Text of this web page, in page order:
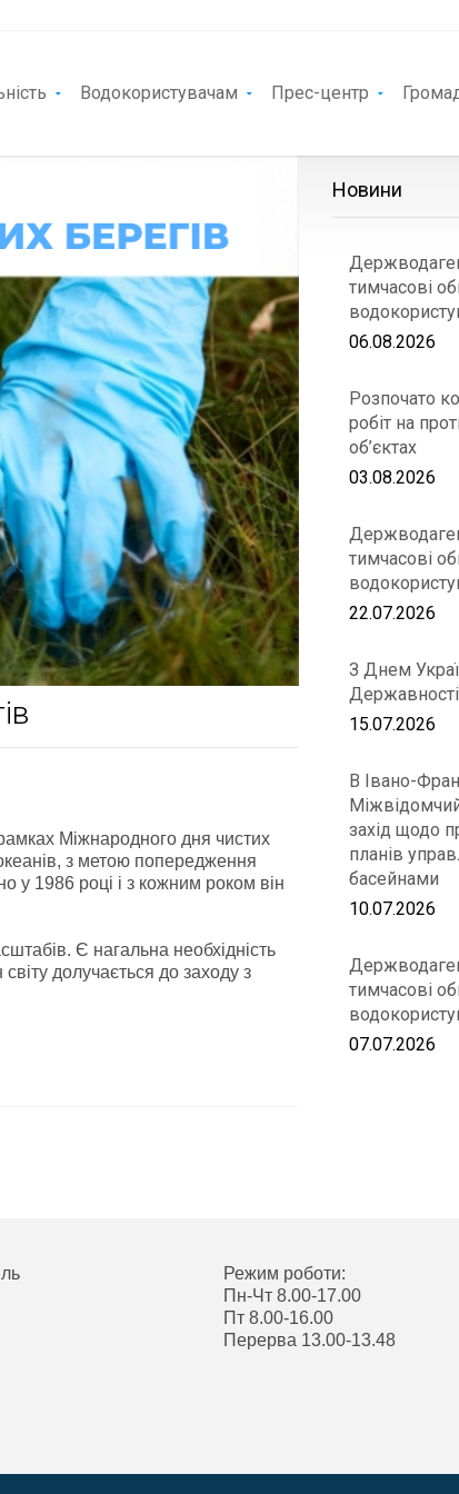
Водокористувачам Прес-центр
рамках Міжнародного дня чистих
з метою попередження
у 1986 році і з кожним роком він
Є нагальна необхідність
долучається до заходу з
Новини
тимчасові
06.08.2026
Розпочато
робіт на
об’єктах
03.08.2026
тимчасові
22.07.2026
З Днем
15.07.2026
В Івано-
захід щодо
планів
басейнами
10.07.2026
тимчасові
07.07.2026
Режим роботи:
Пн-Чт 8.00-17.00
Пт 8.00-16.00
Перерва 13.00-13.48